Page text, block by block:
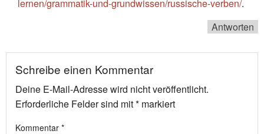
lernen/grammatik-und-grundwissen/russische-verben/.
Antworten
Schreibe einen Kommentar
Deine E-Mail-Adresse wird nicht veröffentlicht.
Erforderliche Felder sind mit* markiert
Kommentar *